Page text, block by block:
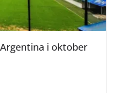
i oktober